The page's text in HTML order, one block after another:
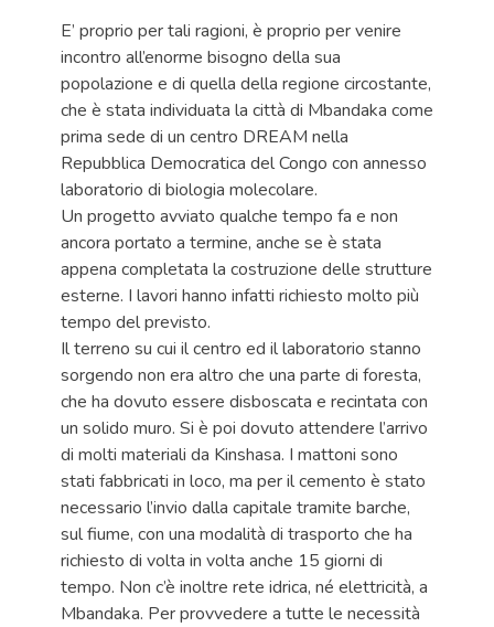
E’ proprio per tali ragioni, è proprio per venire
incontro all’enorme bisogno della sua
popolazione e di quella della regione circostante,
che è stata individuata la città di Mbandaka come
prima sede di un centro DREAM nella
Repubblica Democratica del Congo con annesso
laboratorio di biologia molecolare.
Un progetto avviato qualche tempo fa e non
ancora portato a termine, anche se è stata
appena completata la costruzione delle strutture
esterne. I lavori hanno infatti richiesto molto più
tempo del previsto.
Il terreno su cui il centro ed il laboratorio stanno
sorgendo non era altro che una parte di foresta,
che ha dovuto essere disboscata e recintata con
un solido muro. Si è poi dovuto attendere l’arrivo
di molti materiali da Kinshasa. I mattoni sono
stati fabbricati in loco, ma per il cemento è stato
necessario l’invio dalla capitale tramite barche,
sul fiume, con una modalità di trasporto che ha
richiesto di volta in volta anche 15 giorni di
tempo. Non c’è inoltre rete idrica, né elettricità, a
Mbandaka. Per provvedere a tutte le necessità